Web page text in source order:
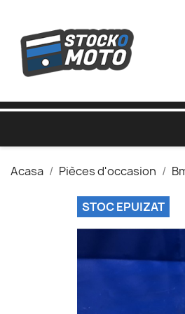
Acasa Pièces d'occasion
STOC EPUIZAT